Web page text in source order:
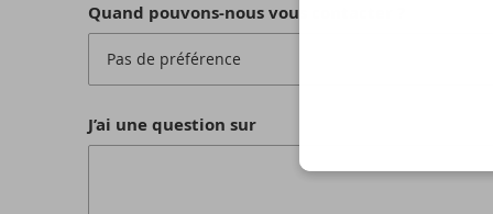
Quand pouvons-nous vous contacter ?
Pas de préférence
J’ai une question sur